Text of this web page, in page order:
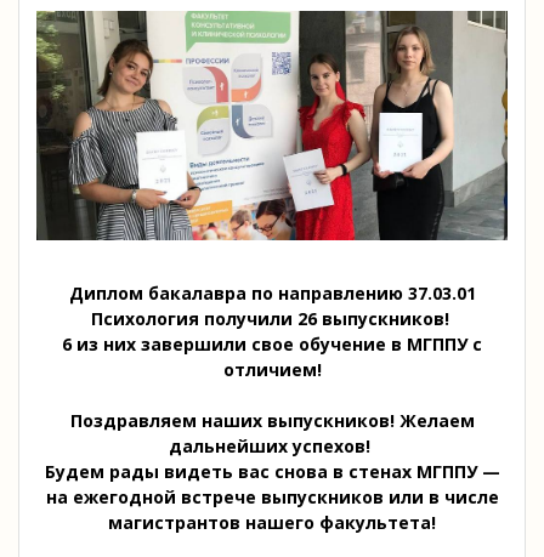
Диплом бакалавра по направлению 37.03.01
Психология получили 26 выпускников!
6 из них завершили свое обучение в МГППУ с
отличием!
Поздравляем наших выпускников! Желаем
дальнейших успехов!
Будем рады видеть вас снова в стенах МГППУ —
на ежегодной встрече выпускников или в числе
магистрантов нашего факультета!